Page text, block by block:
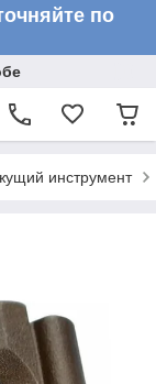
по
инструмент